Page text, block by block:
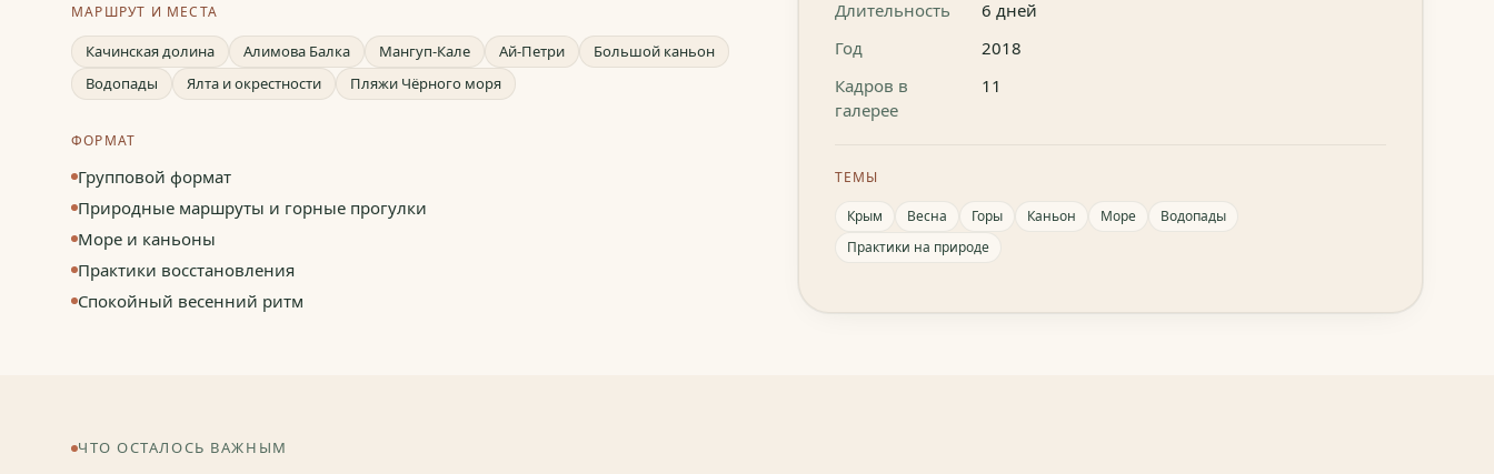
МАРШРУТ И МЕСТА
Качинская долина Алимова Балка Мангуп-Кале Ай-Петри
Большой каньон
Водопады
Ялта и окрестности Пляжи Чёрного моря
ФОРМАТ
Групповой формат
Природные маршруты и горные прогулки
Море и каньоны
Практики восстановления
Спокойный весенний ритм
Длительность
6 дней
Год
2018
Кадров в
галерее
11
ТЕМЫ
Крым Весна Горы Каньон Море
Водопады
Практики на природе
ЧТО ОСТАЛОСЬ ВАЖНЫМ